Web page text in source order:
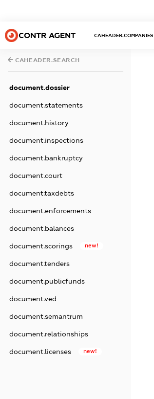
CONTR AGENT CAHEADER.COMPANIES
CAHEADER.SEARCH
document.dossier
document.statements
document.history
document.inspections
document.bankruptcy
document.court
document.taxdebts
document.enforcements
document.balances
document.scorings new!
document.tenders
document.publicfunds
document.ved
document.semantrum
document.relationships
document.licenses new!